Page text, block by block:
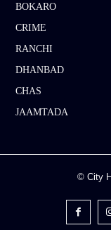
BOKARO
CRIME
RANCHI
DHANBAD
CHAS
JAAMTADA
© City